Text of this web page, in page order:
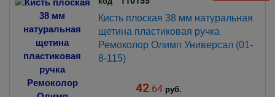
Кисть плоская 38 мм натуральная
щетина пластиковая ручка
Ремоколор Олимп Универсал (01-
8-115)
42.64руб.